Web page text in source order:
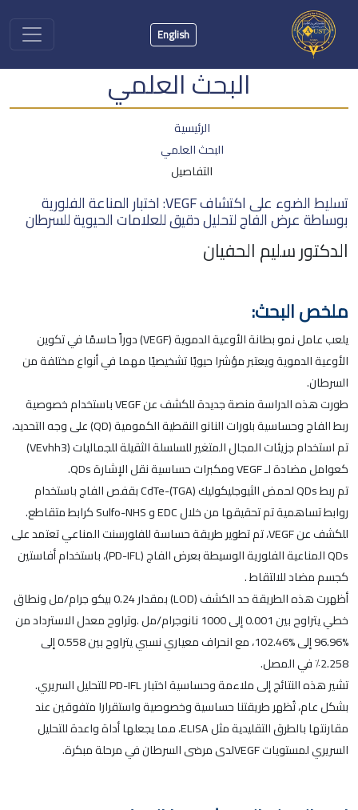
English
البحث العلمي
الرئيسية
البحث العلمي
التفاصيل
تسليط الضوء على اكتشاف VEGF: اختبار المناعة الفلورية
بوساطة عرض الفاج لتحليل دقيق للعلامات الحيوية للسرطان
الدكتور سليم الحفيان
ملخص البحث:
يلعب عامل نمو بطانة الأوعية الدموية (VEGF) دوراً حاسمًا في تكوين
الأوعية الدموية ويعتبر مؤشرا حيويًا تشخيصيًا مهما في أنواع مختلفة من
السرطان.
طورت هذه الدراسة منصة جديدة للكشف عن VEGF باستخدام خصوصية
ربط الفاج وحساسية بلورات النانو النقطية الكمومية (QD) على وجه التحديد،
تم استخدام جزيئات المجال المتغير للسلسلة الثقيلة للجماليات (VEvhh3)
كعوامل مضادة لـ VEGF ومكبرات حساسية نقل الإشارة QDs.
تم ربط QDs لحمض الثيوجليكوليك (TGA)-CdTe بقفص الفاج باستخدام
روابط تساهمية تم تحقيقها من خلال EDC و Sulfo-NHS كرابط متقاطع.
للكشف عن VEGF، تم تطوير طريقة حساسة للفلورسنت المناعي تعتمد على
QDs المناعية الفلورية الوسيطة بعرض الفاج (PD-IFL)، باستخدام أفاستين
كجسم مضاد للالتقاط .
أظهرت هذه الطريقة حد الكشف (LOD) بمقدار 0.24 بيكو جرام/مل ونطاق
خطي يتراوح بين 0.001 إلى 1000 نانوجرام/مل .وتراوح معدل الاسترداد من
%96.96 إلى %102.46، مع انحراف معياري نسبي يتراوح بين 0.558 إلى
2.258٪ في المصل.
تشير هذه النتائج إلى ملاءمة وحساسية اختبار PD-IFL للتحليل السريري.
بشكل عام، تُظهر طريقتنا حساسية وخصوصية واستقرارا متفوقين عند
مقارنتها بالطرق التقليدية مثل ELISA، مما يجعلها أداة واعدة للتحليل
السريري لمستويات VEGFلدى مرضى السرطان في مرحلة مبكرة.